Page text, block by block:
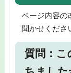
ページ内容の
聞かせくださ
質問：こ